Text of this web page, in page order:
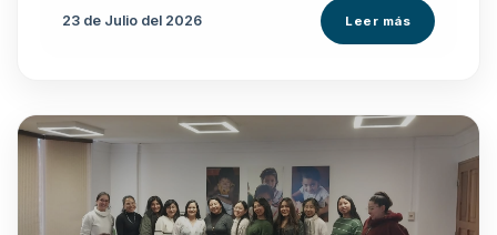
23 de Julio del 2026 Leer más